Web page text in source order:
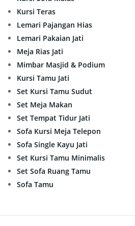
Kursi Teras
Lemari Pajangan Hias
Lemari Pakaian Jati
Meja Rias Jati
Mimbar Masjid & Podium
Kursi Tamu Jati
Set Kursi Tamu Sudut
Set Meja Makan
Set Tempat Tidur Jati
Sofa Kursi Meja Telepon
Sofa Single Kayu Jati
Set Kursi Tamu Minimalis
Set Sofa Ruang Tamu
Sofa Tamu